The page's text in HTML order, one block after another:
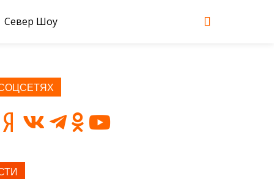
Север Шоу